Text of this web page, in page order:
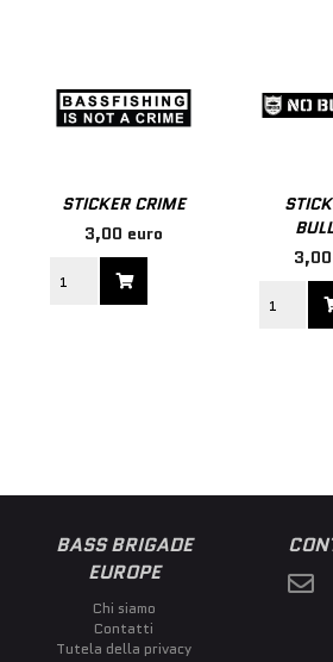
STICKER CRIME
3,00 euro
BASS BRIGADE
EUROPE
Chi siamo
Contatti
Tutela della privacy